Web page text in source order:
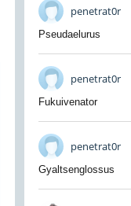
penetrat0r
Pseudaelurus
penetrat0r
Fukuivenator
penetrat0r
Gyaltsenglossus